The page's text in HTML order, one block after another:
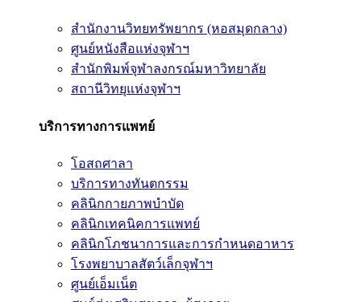
สำนักงานวิทยทรัพยากร (หอสมุดกลาง)
ศูนย์หนังสือแห่งจุฬาฯ
สำนักพิมพ์จุฬาลงกรณ์มหาวิทยาลัย
สถานีวิทยุแห่งจุฬาฯ
บริการทางการแพทย์
โอสถศาลา
บริการทางทันตกรรม
คลินิกกายภาพบำบัด
คลินิกเทคนิคการแพทย์
คลินิกโภชนาการและการกำหนดอาหาร
โรงพยาบาลสัตว์เล็กจุฬาฯ
ศูนย์เอ็มเน็ต